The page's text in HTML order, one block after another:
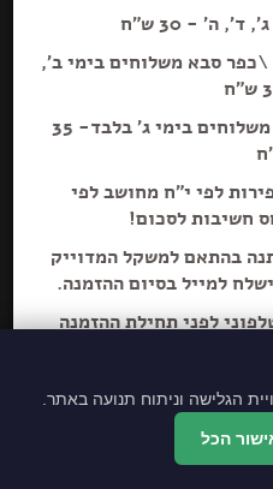
הוספה+
ה' - 30 ש"ח
\כפר סבא משלוחים בימי ב',
הוד השרון\רמות השבים- משלוחים בימי ג' בלבד- 35
לפי י"ח מחושב לפי
חשיבות לסכום!
בהתאם למשקל המדוייק
למייל בסיום ההזמנה.
לפני תחילת ההזמנה
לסחורה הכי
מלאה לנכים.
הגלישה וניתוח תנועה באתר.
הכל